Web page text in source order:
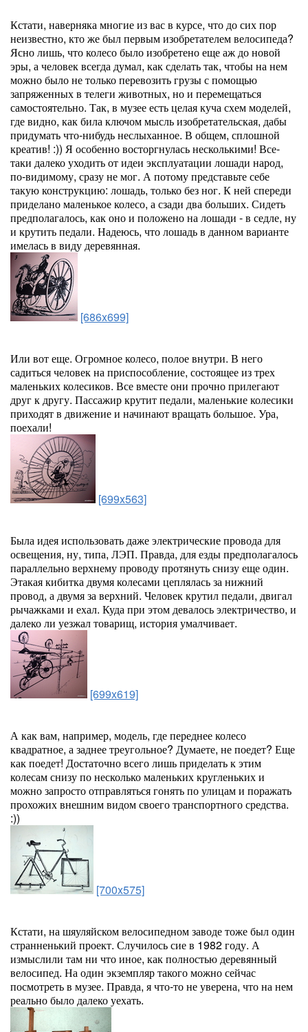
Кстати, наверняка многие из вас в курсе, что до сих пор
неизвестно, кто же был первым изобретателем велосипеда?
Ясно лишь, что колесо было изобретено еще аж до новой
эры, а человек всегда думал, как сделать так, чтобы на нем
можно было не только перевозить грузы с помощью
запряженных в телеги животных, но и перемещаться
самостоятельно. Так, в музее есть целая куча схем моделей,
где видно, как била ключом мысль изобретательская, дабы
придумать что-нибудь неслыханное. В общем, сплошной
креатив! :)) Я особенно восторгнулась несколькими! Все-
таки далеко уходить от идеи эксплуатации лошади народ,
по-видимому, сразу не мог. А потому представьте себе
такую конструкцию: лошадь, только без ног. К ней спереди
приделано маленькое колесо, а сзади два больших. Сидеть
предполагалось, как оно и положено на лошади - в седле, ну
и крутить педали. Надеюсь, что лошадь в данном варианте
имелась в виду деревянная.
[686x699]
Или вот еще. Огромное колесо, полое внутри. В него
садиться человек на приспособление, состоящее из трех
маленьких колесиков. Все вместе они прочно прилегают
друг к другу. Пассажир крутит педали, маленькие колесики
приходят в движение и начинают вращать большое. Ура,
поехали!
[699x563]
Была идея использовать даже электрические провода для
освещения, ну, типа, ЛЭП. Правда, для езды предполагалось
параллельно верхнему проводу протянуть снизу еще один.
Этакая кибитка двумя колесами цеплялась за нижний
провод, а двумя за верхний. Человек крутил педали, двигал
рычажками и ехал. Куда при этом девалось электричество, и
далеко ли уезжал товарищ, история умалчивает.
[699x619]
А как вам, например, модель, где переднее колесо
квадратное, а заднее треугольное? Думаете, не поедет? Еще
как поедет! Достаточно всего лишь приделать к этим
колесам снизу по несколько маленьких кругленьких и
можно запросто отправляться гонять по улицам и поражать
прохожих внешним видом своего транспортного средства.
:))
[700x575]
Кстати, на шяуляйском велосипедном заводе тоже был один
странненький проект. Случилось сие в 1982 году. А
измыслили там ни что иное, как полностью деревянный
велосипед. На один экземпляр такого можно сейчас
посмотреть в музее. Правда, я что-то не уверена, что на нем
реально было далеко уехать.